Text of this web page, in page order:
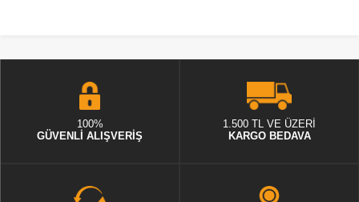
100%
GÜVENLİ ALIŞVERİŞ
1.500 TL VE ÜZERİ
KARGO BEDAVA